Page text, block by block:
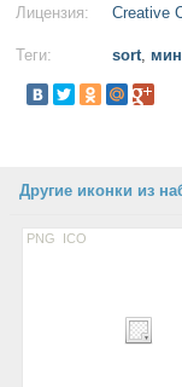
Лицензия: Creative
Теги: sort,
Другие иконки из
PNG ICO